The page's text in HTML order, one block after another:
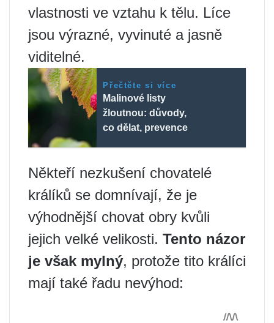
vlastnosti ve vztahu k tělu. Líce
jsou výrazné, vyvinuté a jasně
viditelné.
Přečtěte si více
Malinové listy
žloutnou: důvody,
co dělat, prevence
Někteří nezkušení chovatelé
králíků se domnívají, že je
výhodnější chovat obry kvůli
jejich velké velikosti. Tento názor
je však mylný, protože tito králíci
mají také řadu nevýhod: